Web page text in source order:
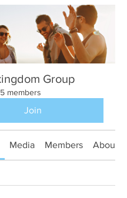
Group
members
Join
Media Members About